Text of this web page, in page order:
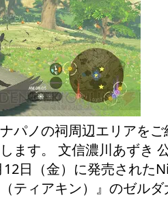
パノの祠周辺エリアを
ます。 文信濃川あずき
日（金）に発売された
ティアキン）』のゼル